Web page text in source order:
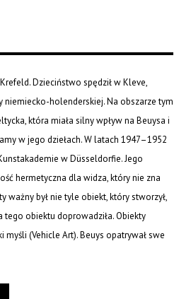
Dzieciństwo spędził w Kleve,
niemiecko-holenderskiej. Na obszarze tym
która miała silny wpływ na Beuysa i
w jego dziełach. W latach 1947–1952
w Düsseldorfie. Jego
hermetyczna dla widza, który nie zna
ważny był nie tyle obiekt, który stworzył,
obiektu doprowadziła. Obiekty
myśli (Vehicle Art). Beuys opatrywał swe